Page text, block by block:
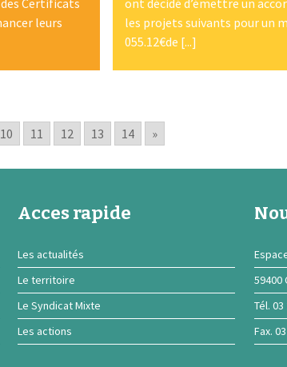
Certificats
leurs
ont décidé d’émettre un
les projets suivants pour un
055.12€de [...]
10 11 12 13 14 »
Acces rapide
Les actualités
Le territoire
Le Syndicat Mixte
Les actions
59400
Tél. 03
Fax.